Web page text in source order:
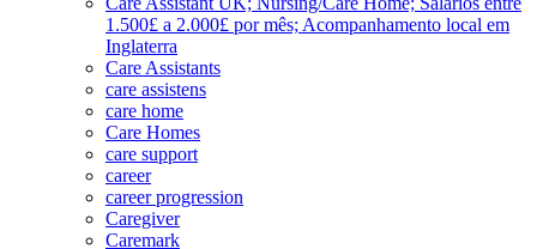
1.500£ a 2.000£ por mês; Acompanhamento local em
Inglaterra
Care Assistants
care assistens
care home
Care Homes
care support
career
career progression
Caregiver
Caremark